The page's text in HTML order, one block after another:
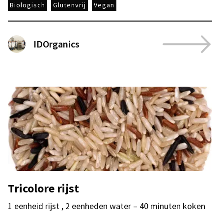
Biologisch Glutenvrij Vegan
IDOrganics
Tricolore rijst
1 eenheid rijst , 2 eenheden water – 40 minuten koken